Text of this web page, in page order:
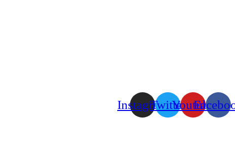
Youtube
Twitter
Instagram